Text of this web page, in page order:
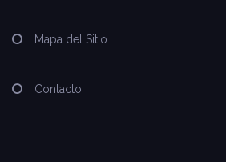
Mapa del Sitio
Contacto